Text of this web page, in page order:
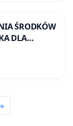
ŚRODKÓW
DLA
»